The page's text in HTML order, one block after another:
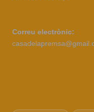
Correu electrònic: